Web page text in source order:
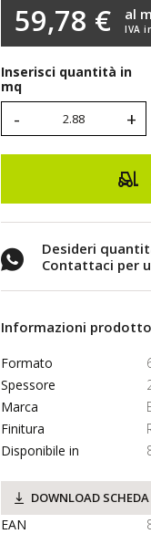
59,78 € IVA
al
Inserisci quantità in
mq
- +
Desideri
Contattaci per
Informazioni prodotto
Formato
Spessore
Marca
Finitura
Disponibile in
DOWNLOAD
EAN